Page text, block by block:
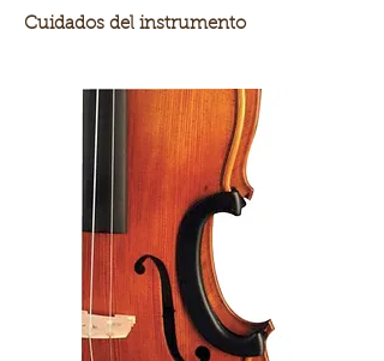
Cuidados del instrumento